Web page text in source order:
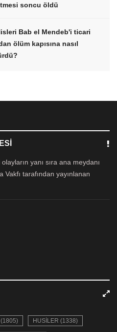
soncu öldü
Bab el Mendeb'i ticari
ölüm kapısına nasıl
yanı sıra ana meydanı
tarafından yayınlanan
HUSILER (1338)